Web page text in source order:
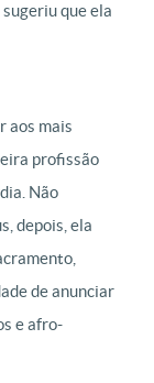
que ela
aos mais
profissão
Não
depois, ela
de anunciar
e afro-